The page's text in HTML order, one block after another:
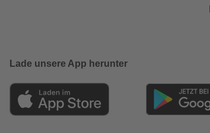
Lade unsere App herunter